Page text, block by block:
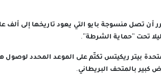
تصل منسوجة بايو التي يعود تاريخها إلى ألف
ليلا تحت "حماية الشرطة".
بيتر ريكيتس تكتّم على الموعد المحدد
بالمتحف البريطاني.